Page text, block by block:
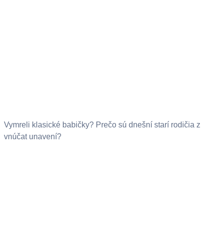
Vymreli klasické babičky? Prečo sú dnešní starí rodičia z
vnúčat unavení?